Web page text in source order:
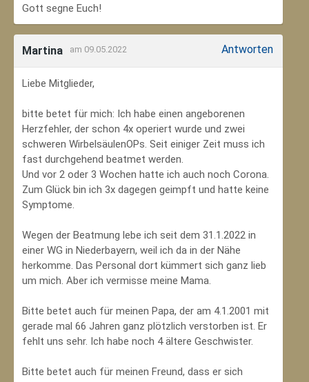
Gott segne Euch!
Martina am 09.05.2022 Antworten
Liebe Mitglieder,
bitte betet für mich: Ich habe einen angeborenen
Herzfehler, der schon 4x operiert wurde und zwei
schweren WirbelsäulenOPs. Seit einiger Zeit muss ich
fast durchgehend beatmet werden.
Und vor 2 oder 3 Wochen hatte ich auch noch Corona.
Zum Glück bin ich 3x dagegen geimpft und hatte keine
Symptome.
Wegen der Beatmung lebe ich seit dem 31.1.2022 in
einer WG in Niederbayern, weil ich da in der Nähe
herkomme. Das Personal dort kümmert sich ganz lieb
um mich. Aber ich vermisse meine Mama.
Bitte betet auch für meinen Papa, der am 4.1.2001 mit
gerade mal 66 Jahren ganz plötzlich verstorben ist. Er
fehlt uns sehr. Ich habe noch 4 ältere Geschwister.
Bitte betet auch für meinen Freund, dass er sich